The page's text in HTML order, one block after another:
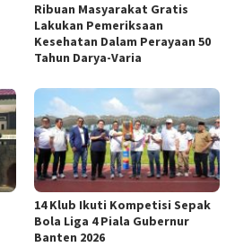
Ribuan Masyarakat Gratis
Lakukan Pemeriksaan
Kesehatan Dalam Perayaan 50
Tahun Darya-Varia
14 Klub Ikuti Kompetisi Sepak
Bola Liga 4 Piala Gubernur
Banten 2026